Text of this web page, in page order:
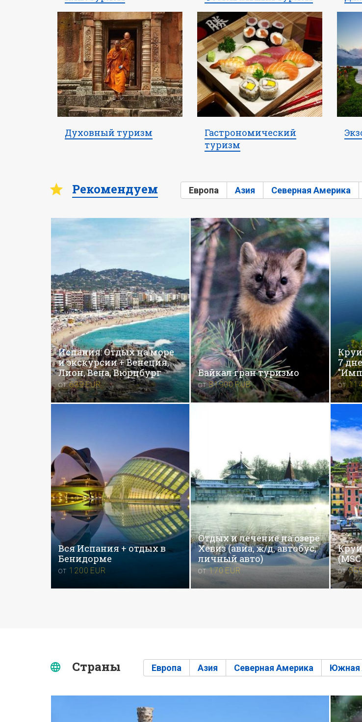
Духовный туризм
Гастрономический
туризм
Рекомендуем Европа Азия Северная Америка
Испания: Отдых на море
и экскурсии + Венеция,
Лион, Вена, Вюрцбург
от639EUR
Байкал гран туризмо
от81900RUB
7
от
Вся Испания + отдых в
Бенидорме
от 1200 EUR
Отдых и лечение на озере
Хевиз (авиа, ж/д, автобус,
личный авто)
от170 EUR от
Страны Европа Азия Северная Америка Южная